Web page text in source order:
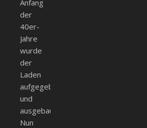
Anfang
der
40er-
Jahre
wurde
der
Laden
aufgegeben
und
ausgebaut.
Nun